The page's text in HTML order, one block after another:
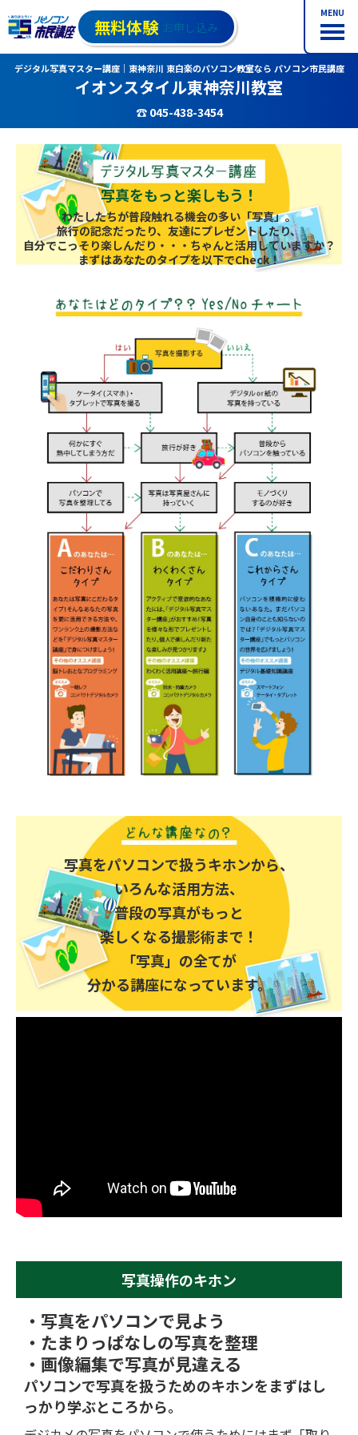
MENU
無料体験 お申し込み
デジタル写真マスター講座｜東神奈川 東白楽のパソコン教室なら パソコン市民講座
イオンスタイル東神奈川教室
☎ 045-438-3454
写真をもっと楽しもう！
わたしたちが普段触れる機会の多い「写真」。
旅行の記念だったり、友達にプレゼントしたり、
自分でこっそり楽しんだり・・・ちゃんと活用していますか？
まずはあなたのタイプを以下でCheck！
写真をパソコンで扱うキホンから、
いろんな活用方法、
普段の写真がもっと
楽しくなる撮影術まで！
「写真」の全てが
分かる講座になっています。
写真操作のキホン
・写真をパソコンで見よう
・たまりっぱなしの写真を整理
・画像編集で写真が見違える
パソコンで写真を扱うためのキホンをまずはし
っかり学ぶところから。